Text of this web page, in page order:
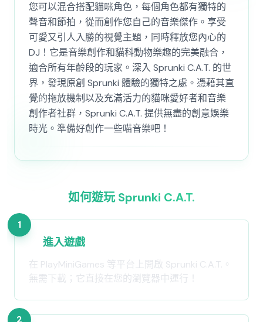
您可以混合搭配貓咪角色，每個角色都有獨特的
聲音和節拍，從而創作您自己的音樂傑作。享受
可愛又引人入勝的視覺主題，同時釋放您內心的
DJ！它是音樂創作和貓科動物樂趣的完美融合，
適合所有年齡段的玩家。深入 Sprunki C.A.T. 的世
界，發現原創 Sprunki 體驗的獨特之處。憑藉其直
覺的拖放機制以及充滿活力的貓咪愛好者和音樂
創作者社群，Sprunki C.A.T. 提供無盡的創意娛樂
時光。準備好創作一些喵音樂吧！
如何遊玩 Sprunki C.A.T.
1
進入遊戲
在 PlayMiniGames 等平台上開啟 Sprunki C.A.T.。
無需下載；它直接在您的瀏覽器中運行！
2